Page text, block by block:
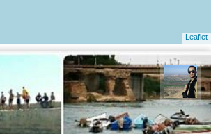
Leaflet
ابوالفضل مهدی پور